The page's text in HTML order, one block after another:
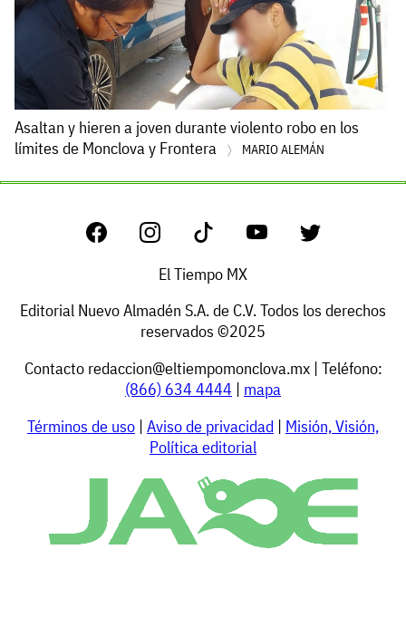
Asaltan y hieren a joven durante violento robo en los
límites de Monclova y Frontera
MARIO ALEMÁN
El Tiempo MX
Editorial Nuevo Almadén S.A. de C.V. Todos los derechos
reservados ©2025
Contacto redaccion@eltiempomonclova.mx| Teléfono:
(866) 634 4444 | mapa
Términos de uso | Aviso de privacidad | Misión, Visión,
Política editorial